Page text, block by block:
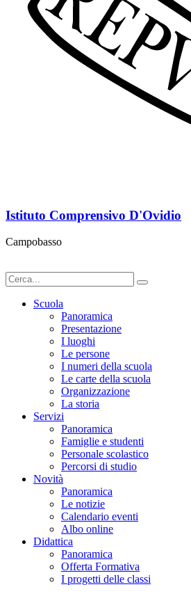
Istituto Comprensivo D'Ovidio
Campobasso
Scuola
Panoramica
Presentazione
I luoghi
Le persone
I numeri della scuola
Le carte della scuola
Organizzazione
La storia
Servizi
Panoramica
Famiglie e studenti
Personale scolastico
Percorsi di studio
Novità
Panoramica
Le notizie
Calendario eventi
Albo online
Didattica
Panoramica
Offerta Formativa
I progetti delle classi